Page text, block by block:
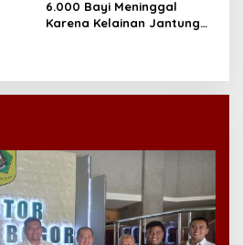
6.000 Bayi Meninggal
Karena Kelainan Jantung